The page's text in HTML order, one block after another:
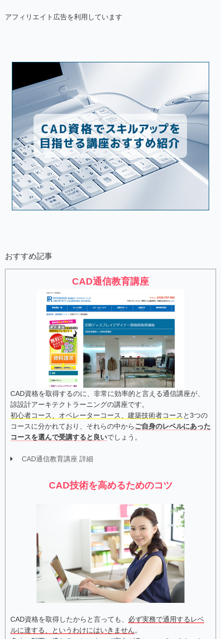
アフィリエイト広告を利用しています
おすすめ記事
CAD通信教育講座
CAD資格を取得するのに、非常に効率的と言える通信講座が、
諒設計アーキテクトラーニングの講座です。
初心者コース、オペレーターコース、建築技術者コース と3つの
コースに分かれており、それらの中からご自身のレベルにあった
コースを選んで受講すると良いでしょう。
CAD通信教育講座 詳細
CAD技術を高めるためのコツ
CAD資格を取得したからと言っても、 必ず実務で通用するレベ
ルに達する、というわけにはいきません。